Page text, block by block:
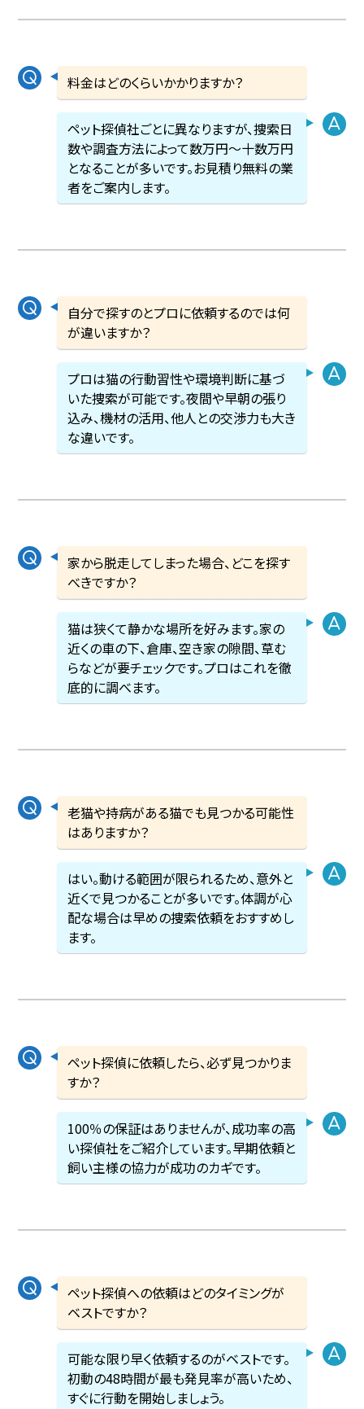
料金はどのくらいかかりますか？
ペット探偵社ごとに異なりますが、捜索日
数や調査方法によって数万円〜十数万円
となることが多いです。お見積り無料の業
者をご案内します。
自分で探すのとプロに依頼するのでは何
が違いますか？
プロは猫の行動習性や環境判断に基づ
いた捜索が可能です。夜間や早朝の張り
込み、機材の活用、他人との交渉力も大き
な違いです。
家から脱走してしまった場合、どこを探す
べきですか？
猫は狭くて静かな場所を好みます。家の
近くの車の下、倉庫、空き家の隙間、草む
らなどが要チェックです。プロはこれを徹
底的に調べます。
老猫や持病がある猫でも見つかる可能性
はありますか？
はい。動ける範囲が限られるため、意外と
近くで見つかることが多いです。体調が心
配な場合は早めの捜索依頼をおすすめし
ます。
ペット探偵に依頼したら、必ず見つかりま
すか？
100％の保証はありませんが、成功率の高
い探偵社をご紹介しています。早期依頼と
飼い主様の協力が成功のカギです。
ペット探偵への依頼はどのタイミングが
ベストですか？
可能な限り早く依頼するのがベストです。
初動の48時間が最も発見率が高いため、
すぐに行動を開始しましょう。